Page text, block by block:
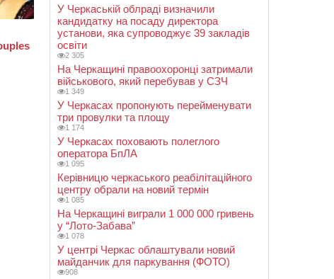
У Черкаській облраді визначили
кандидатку на посаду директора
установи, яка супроводжує 39 закладів
освіти
2 305
На Черкащині правоохоронці затримали
військового, який перебував у СЗЧ
1 349
У Черкасах пропонують перейменувати
три провулки та площу
1 174
У Черкасах поховають полеглого
оператора БпЛА
1 095
Керівницю черкаського реабілітаційного
центру обрали на новий термін
1 085
На Черкащині виграли 1 000 000 гривень
у “Лото-Забава”
1 078
У центрі Черкас облаштували новий
майданчик для паркування (ФОТО)
908